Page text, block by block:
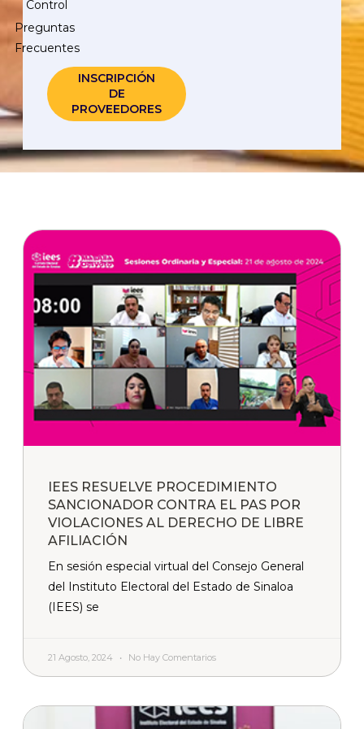
Control
Preguntas
Frecuentes
INSCRIPCIÓN
DE
PROVEEDORES
IEES RESUELVE PROCEDIMIENTO
SANCIONADOR CONTRA EL PAS POR
VIOLACIONES AL DERECHO DE LIBRE
AFILIACIÓN
En sesión especial virtual del Consejo General
del Instituto Electoral del Estado de Sinaloa
(IEES) se
21 Agosto, 2024 No Hay Comentarios